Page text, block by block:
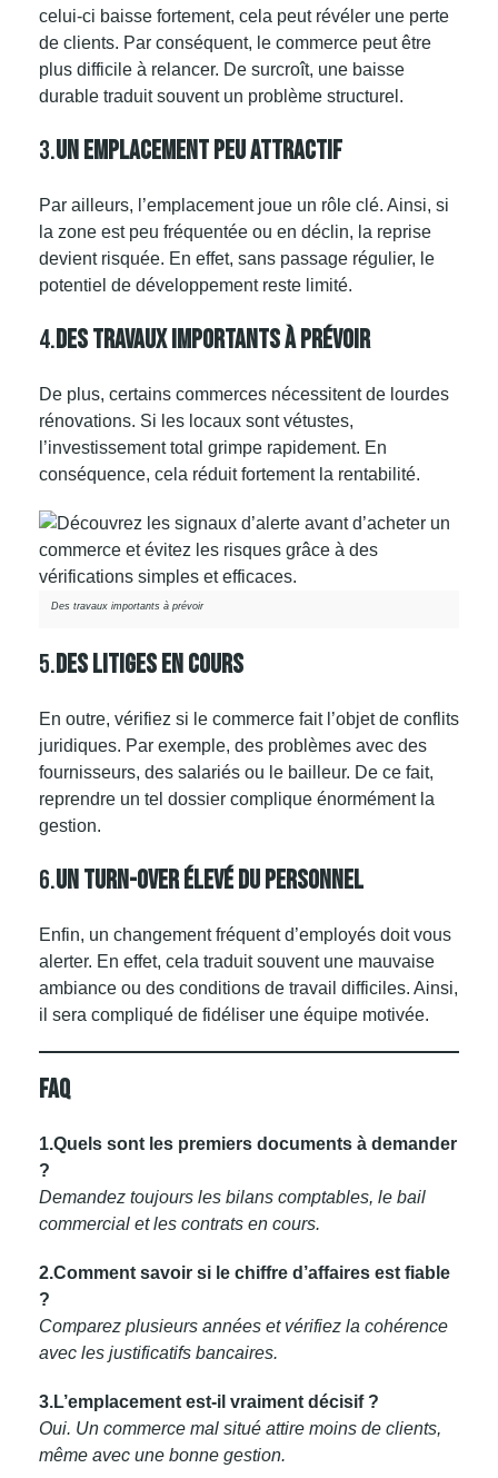
celui-ci baisse fortement, cela peut révéler une perte
de clients. Par conséquent, le commerce peut être
plus difficile à relancer. De surcroît, une baisse
durable traduit souvent un problème structurel.
3.Un Emplacement Peu Attractif
Par ailleurs, l’emplacementjoue un rôle clé. Ainsi, si
la zone est peu fréquentée ou en déclin, la reprise
devient risquée. En effet, sans passage régulier, le
potentiel de développement reste limité.
4.Des Travaux Importants À Prévoir
De plus, certains commerces nécessitent de lourdes
rénovations. Si les locaux sont vétustes,
l’investissement total grimpe rapidement. En
conséquence, cela réduit fortement la rentabilité.
Des travaux importants à prévoir
5.Des Litiges En Cours
En outre, vérifiez si le commerce fait l’objet de conflits
juridiques. Par exemple, des problèmes avec des
fournisseurs, des salariés ou le bailleur. De ce fait,
reprendre un tel dossier complique énormément la
gestion.
6.Un Turn-Over Élevé Du Personnel
Enfin, un changement fréquent d’employés doit vous
alerter. En effet, cela traduit souvent une mauvaise
ambiance ou des conditions de travail difficiles. Ainsi,
il sera compliqué de fidéliser une équipe motivée.
FAQ
1.Quels sont les premiers documents à demander
?
Demandez toujours les bilans comptables, le bail
commercial et les contrats en cours.
2.Comment savoir si le chiffre d’affaires est fiable
?
Comparez plusieurs années et vérifiez la cohérence
avec les justificatifs bancaires.
3.L’emplacement est-il vraiment décisif ?
Oui. Un commerce mal situé attire moins de clients,
même avec une bonne gestion.